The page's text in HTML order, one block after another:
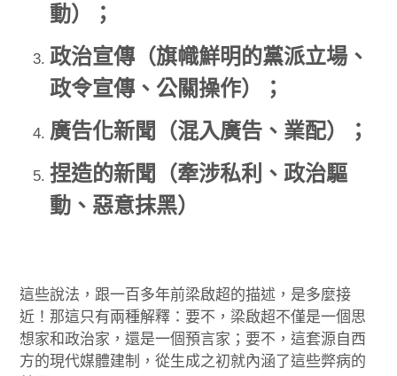
動）；
政治宣傳（旗幟鮮明的黨派立場、
政令宣傳、公關操作）；
廣告化新聞（混入廣告、業配）；
捏造的新聞（牽涉私利、政治驅
動、惡意抹黑）
這些說法，跟一百多年前梁啟超的描述，是多麼接
近！那這只有兩種解釋：要不，梁啟超不僅是一個思
想家和政治家，還是一個預言家；要不，這套源自西
方的現代媒體建制，從生成之初就內涵了這些弊病的